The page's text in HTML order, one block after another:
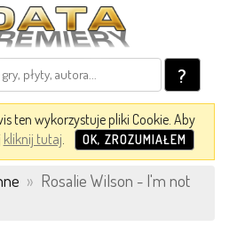
?
ten wykorzystuje pliki Cookie. Aby
kliknij tutaj. OK, ZROZUMIAŁEM
» Rosalie Wilson - I'm not